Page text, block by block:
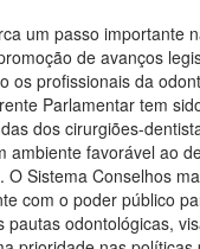
um passo importante
de avanços
os profissionais da
Parlamentar tem
dos cirurgiões-
ambiente favorável ao
O Sistema Conselhos
com o poder público
pautas odontológicas,